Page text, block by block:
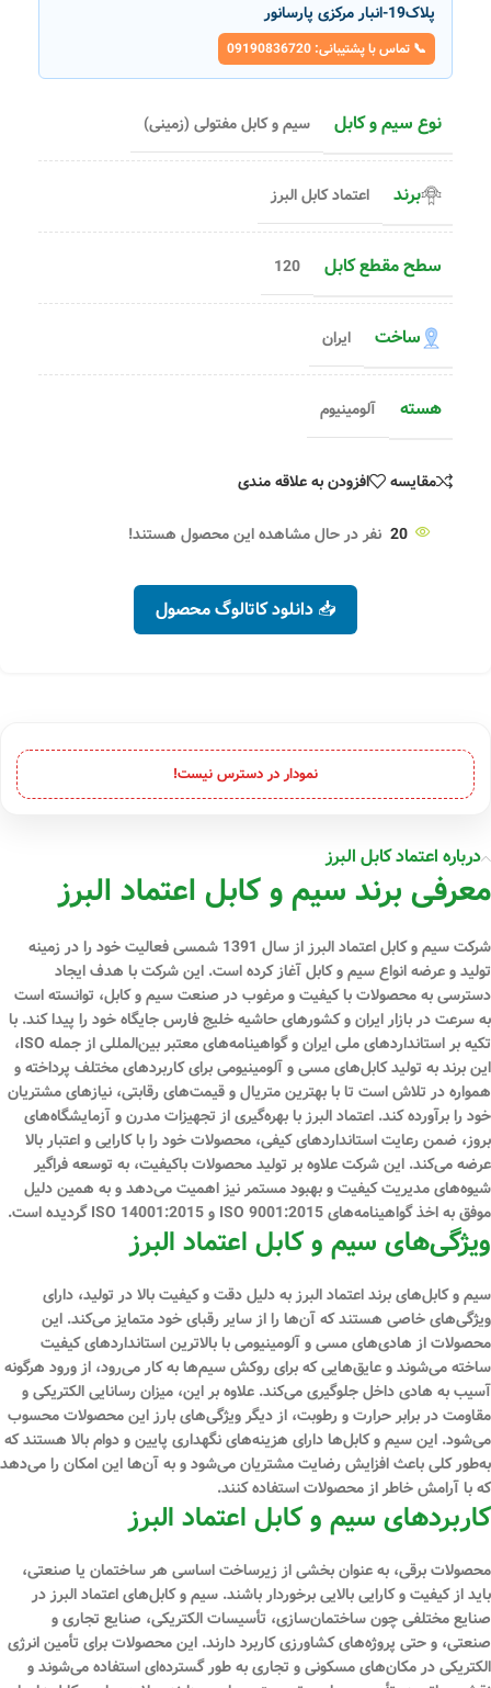
پلاک19-انبار مرکزی پارسانور
📞 تماس با پشتیبانی: 09190836720
نوع سیم و کابل سیم و کابل مفتولی (زمینی)
برند اعتماد کابل البرز
سطح مقطع کابل 120
ساخت ایران
هسته آلومینیوم
مقایسه افزودن به علاقه مندی
20 نفر در حال مشاهده این محصول هستند!
📥 دانلود کاتالوگ محصول
نمودار در دسترس نیست!
درباره اعتماد کابل البرز
معرفی برند سیم و کابل اعتماد البرز
شرکت سیم و کابل اعتماد البرز از سال 1391 شمسی فعالیت خود را در زمینه
تولید و عرضه انواع سیم و کابل آغاز کرده است. این شرکت با هدف ایجاد
دسترسی به محصولات با کیفیت و مرغوب در صنعت سیم و کابل، توانسته است
به سرعت در بازار ایران و کشورهای حاشیه خلیج فارس جایگاه خود را پیدا کند. با
تکیه بر استانداردهای ملی ایران و گواهینامه‌های معتبر بین‌المللی از جمله ISO،
این برند به تولید کابل‌های مسی و آلومینیومی برای کاربردهای مختلف پرداخته و
همواره در تلاش است تا با بهترین متریال و قیمت‌های رقابتی، نیازهای مشتریان
خود را برآورده کند. اعتماد البرز با بهره‌گیری از تجهیزات مدرن و آزمایشگاه‌های
بروز، ضمن رعایت استانداردهای کیفی، محصولات خود را با کارایی و اعتبار بالا
عرضه می‌کند. این شرکت علاوه بر تولید محصولات باکیفیت، به توسعه فراگیر
شیوه‌های مدیریت کیفیت و بهبود مستمر نیز اهمیت می‌دهد و به همین دلیل
موفق به اخذ گواهینامه‌های ISO 9001:2015 و ISO 14001:2015 گردیده است.
ویژگی‌های سیم و کابل اعتماد البرز
سیم و کابل‌های برند اعتماد البرز به دلیل دقت و کیفیت بالا در تولید، دارای
ویژگی‌های خاصی هستند که آن‌ها را از سایر رقبای خود متمایز می‌کند. این
محصولات از هادی‌های مسی و آلومینیومی با بالاترین استانداردهای کیفیت
ساخته می‌شوند و عایق‌هایی که برای روکش سیم‌ها به کار می‌رود، از ورود هرگونه
آسیب به هادی داخل جلوگیری می‌کند. علاوه بر این، میزان رسانایی الکتریکی و
مقاومت در برابر حرارت و رطوبت، از دیگر ویژگی‌های بارز این محصولات محسوب
می‌شود. این سیم و کابل‌ها دارای هزینه‌های نگهداری پایین و دوام بالا هستند که
به‌طور کلی باعث افزایش رضایت مشتریان می‌شود و به آن‌ها این امکان را می‌دهد
که با آرامش خاطر از محصولات استفاده کنند.
کاربردهای سیم و کابل اعتماد البرز
محصولات برقی، به عنوان بخشی از زیرساخت اساسی هر ساختمان یا صنعتی،
باید از کیفیت و کارایی بالایی برخوردار باشند. سیم و کابل‌های اعتماد البرز در
صنایع مختلفی چون ساختمان‌سازی، تأسیسات الکتریکی، صنایع تجاری و
صنعتی، و حتی پروژه‌های کشاورزی کاربرد دارند. این محصولات برای تأمین انرژی
الکتریکی در مکان‌های مسکونی و تجاری به طور گسترده‌ای استفاده می‌شوند و